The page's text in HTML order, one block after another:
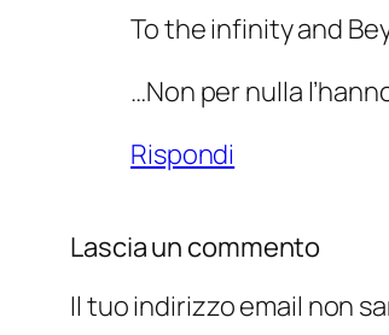
To the infinity and
…Non per nulla
Rispondi
Lascia un commento
Il tuo indirizzo email non